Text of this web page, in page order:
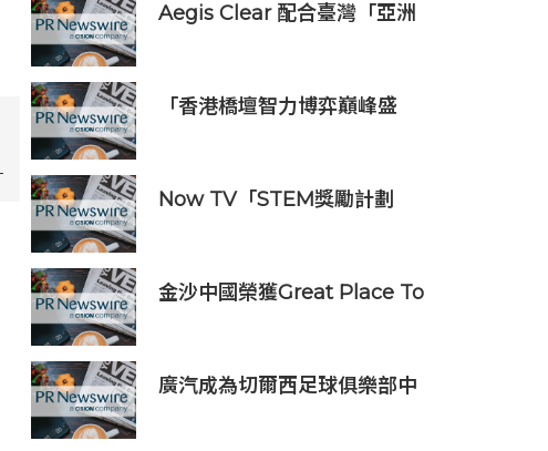
Aegis Clear 配合臺灣「亞洲
「香港橋壇智力博弈巔峰盛
Now TV「STEM獎勵計劃
趣科學大探索》第二季及「長
隆小科學家大獎」
金沙中國榮獲Great Place To
廣汽成為切爾西足球俱樂部中